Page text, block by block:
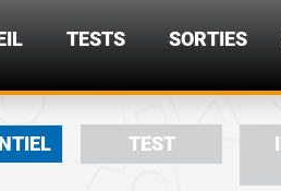
TESTS SORTIES
TEST